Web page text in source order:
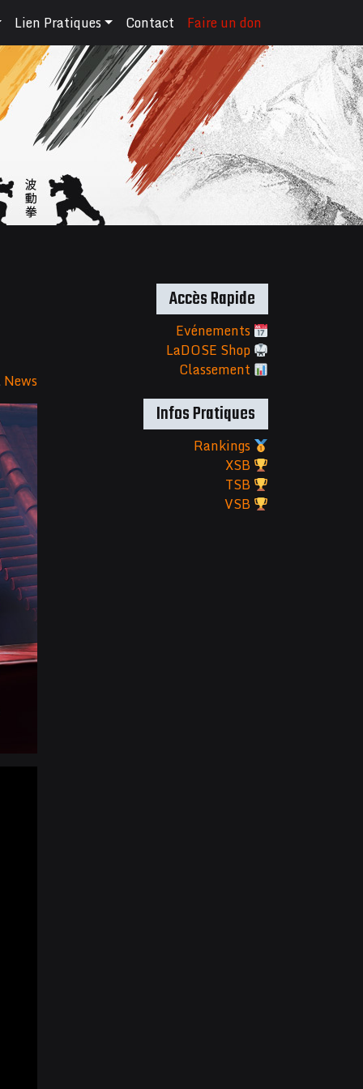
Lien Pratiques Contact Faire un don
News
Accès Rapide
Evénements
LaDOSE Shop
Classement
Infos Pratiques
Rankings
XSB
TSB
VSB